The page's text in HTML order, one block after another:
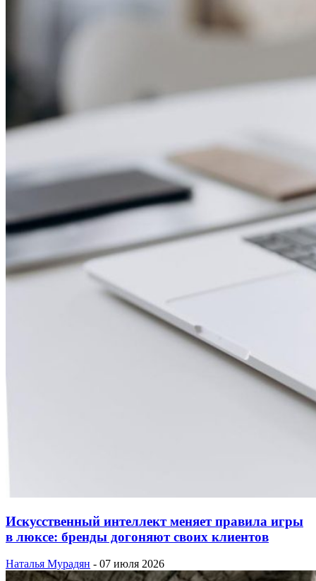
Искусственный интеллект меняет правила игры
в люксе: бренды догоняют своих клиентов
Наталья Мурадян - 07 июля 2026